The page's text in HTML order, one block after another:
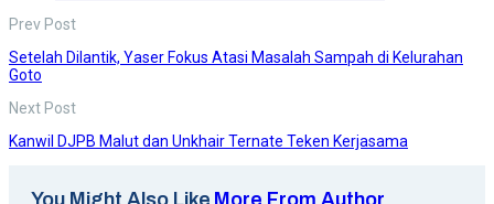
Prev Post
Setelah Dilantik, Yaser Fokus Atasi Masalah Sampah di Kelurahan
Goto
Next Post
Kanwil DJPB Malut dan Unkhair Ternate Teken Kerjasama
You Might Also Like More From Author